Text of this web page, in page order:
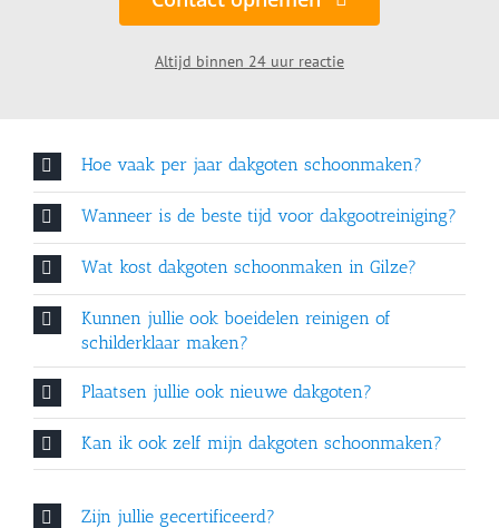
Altijd binnen 24 uur reactie
Hoe vaak per jaar dakgoten schoonmaken?
Wanneer is de beste tijd voor dakgootreiniging?
Wat kost dakgoten schoonmaken in Gilze?
Kunnen jullie ook boeidelen reinigen of
schilderklaar maken?
Plaatsen jullie ook nieuwe dakgoten?
Kan ik ook zelf mijn dakgoten schoonmaken?
Zijn jullie gecertificeerd?